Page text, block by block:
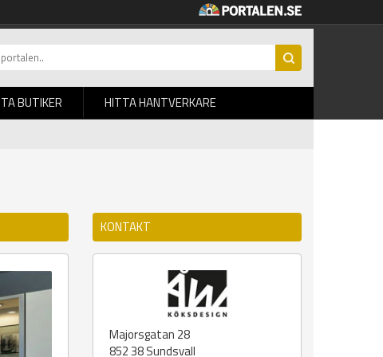
BUTIKER HITTA HANTVERKARE
KONTAKT
Majorsgatan 28
852 38Sundsvall